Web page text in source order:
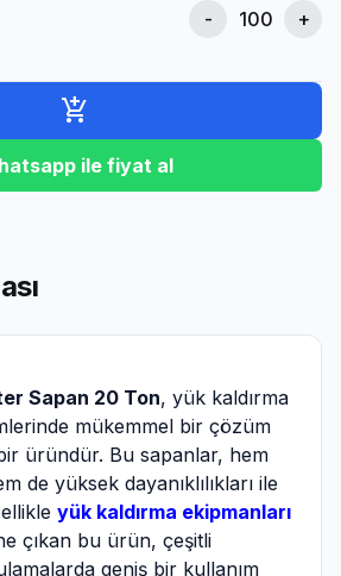
- +
add_shopping_cart
ile fiyat al
Sapan 20 Ton, yük kaldırma
mükemmel bir çözüm
üründür. Bu sapanlar, hem
de yüksek dayanıklılıkları ile
yük kaldırma ekipmanları
çıkan bu ürün, çeşitli
geniş bir kullanım